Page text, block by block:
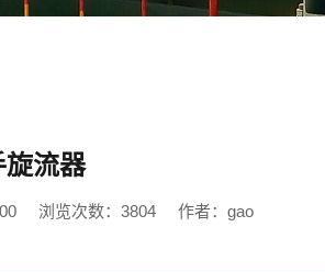
旋流器
浏览次数：3804 作者：gao